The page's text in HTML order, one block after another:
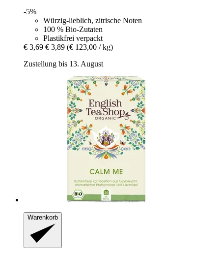
-5%
Würzig-lieblich, zitrische Noten
100 % Bio-Zutaten
Plastikfrei verpackt
€ 3,69 € 3,89 (€ 123,00 / kg)
Zustellung bis 13. August
Warenkorb